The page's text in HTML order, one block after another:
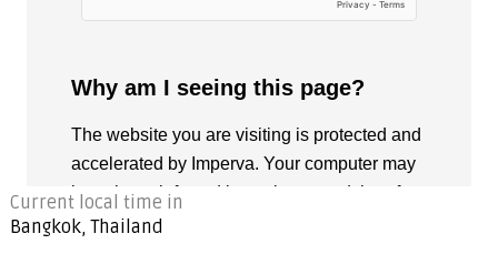
Current local time in
Bangkok, Thailand